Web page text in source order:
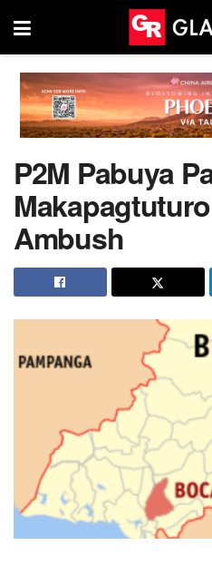
P2M Pabuya
Ambush